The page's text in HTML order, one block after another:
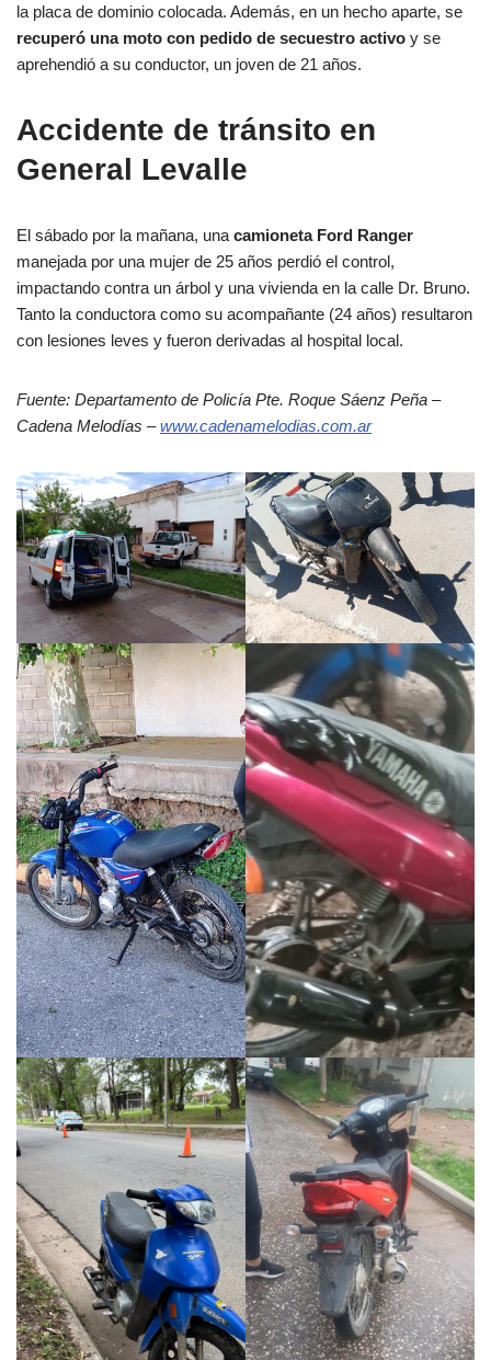
la placa de dominio colocada. Además, en un hecho aparte, se
recuperó una moto con pedido de secuestro activo y se
aprehendió a su conductor, un joven de 21 años.
Accidente de tránsito en
General Levalle
El sábado por la mañana, una camioneta Ford Ranger
manejada por una mujer de 25 años perdió el control,
impactando contra un árbol y una vivienda en la calle Dr. Bruno.
Tanto la conductora como su acompañante (24 años) resultaron
con lesiones leves y fueron derivadas al hospital local.
Fuente: Departamento de Policía Pte. Roque Sáenz Peña –
Cadena Melodías –www.cadenamelodias.com.ar